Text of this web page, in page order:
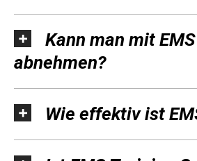
Kann man mit
abnehmen?
Wie effektiv ist